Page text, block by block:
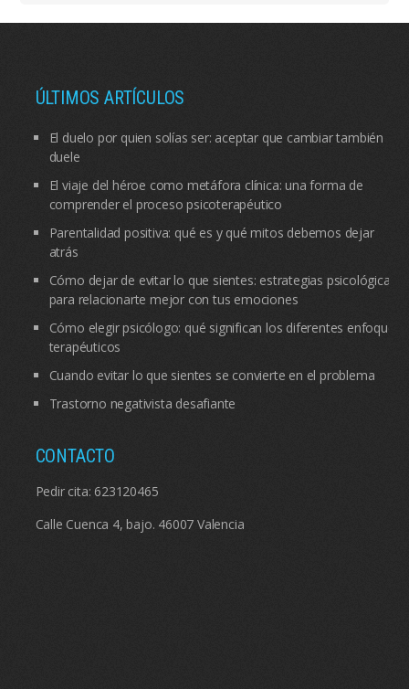
ÚLTIMOS ARTÍCULOS
El duelo por quien solías ser: aceptar que cambiar también
duele
El viaje del héroe como metáfora clínica: una forma de
comprender el proceso psicoterapéutico
Parentalidad positiva: qué es y qué mitos debemos dejar
atrás
Cómo dejar de evitar lo que sientes: estrategias psicológicas
para relacionarte mejor con tus emociones
Cómo elegir psicólogo: qué significan los diferentes enfoques
terapéuticos
Cuando evitar lo que sientes se convierte en el problema
Trastorno negativista desafiante
CONTACTO
Pedir cita: 623120465
Calle Cuenca 4, bajo. 46007 Valencia